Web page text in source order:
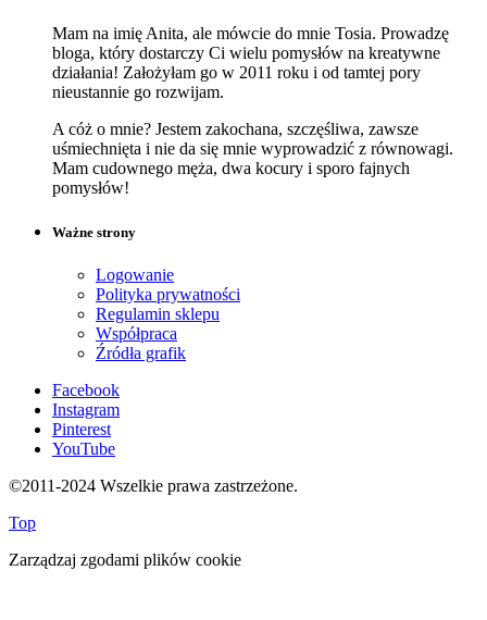
Mam na imię Anita, ale mówcie do mnie Tosia. Prowadzę
bloga, który dostarczy Ci wielu pomysłów na kreatywne
działania! Założyłam go w 2011 roku i od tamtej pory
nieustannie go rozwijam.
A cóż o mnie? Jestem zakochana, szczęśliwa, zawsze
uśmiechnięta i nie da się mnie wyprowadzić z równowagi.
Mam cudownego męża, dwa kocury i sporo fajnych
pomysłów!
Ważne strony
Logowanie
Polityka prywatności
Regulamin sklepu
Współpraca
Źródła grafik
Facebook
Instagram
Pinterest
YouTube
©2011-2024 Wszelkie prawa zastrzeżone.
Top
Zarządzaj zgodami plików cookie